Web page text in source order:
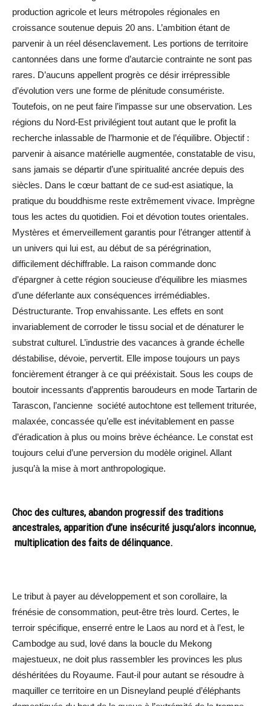
production agricole et leurs métropoles régionales en
croissance soutenue depuis 20 ans. L’ambition étant de
parvenir à un réel désenclavement. Les portions de territoire
cantonnées dans une forme d’autarcie contrainte ne sont pas
rares. D’aucuns appellent progrès ce désir irrépressible
d’évolution vers une forme de plénitude consumériste.
Toutefois, on ne peut faire l’impasse sur une observation. Les
régions du Nord-Est privilégient tout autant que le profit la
recherche inlassable de l’harmonie et de l’équilibre. Objectif :
parvenir à aisance matérielle augmentée, constatable de visu,
sans jamais se départir d’une spiritualité ancrée depuis des
siècles. Dans le cœur battant de ce sud-est asiatique, la
pratique du bouddhisme reste extrêmement vivace. Imprègne
tous les actes du quotidien. Foi et dévotion toutes orientales.
Mystères et émerveillement garantis pour l’étranger attentif à
un univers qui lui est, au début de sa pérégrination,
difficilement déchiffrable. La raison commande donc
d’épargner à cette région soucieuse d’équilibre les miasmes
d’une déferlante aux conséquences irrémédiables.
Déstructurante. Trop envahissante. Les effets en sont
invariablement de corroder le tissu social et de dénaturer le
substrat culturel. L’industrie des vacances à grande échelle
déstabilise, dévoie, pervertit. Elle impose toujours un pays
foncièrement étranger à ce qui prééxistait. Sous les coups de
boutoir incessants d’apprentis baroudeurs en mode Tartarin de
Tarascon, l’ancienne société autochtone est tellement triturée,
malaxée, concassée qu’elle est inévitablement en passe
d’éradication à plus ou moins brève échéance. Le constat est
toujours celui d’une perversion du modèle originel. Allant
jusqu’à la mise à mort anthropologique.
Choc des cultures, abandon progressif des traditions
ancestrales, apparition d’une insécurité jusqu’alors inconnue,
multiplication des faits de délinquance.
Le tribut à payer au développement et son corollaire, la
frénésie de consommation, peut-être très lourd. Certes, le
terroir spécifique, enserré entre le Laos au nord et à l’est, le
Cambodge au sud, lové dans la boucle du Mekong
majestueux, ne doit plus rassembler les provinces les plus
déshéritées du Royaume. Faut-il pour autant se résoudre à
maquiller ce territoire en un Disneyland peuplé d’éléphants